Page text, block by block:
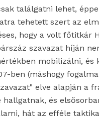
találgatni lehet,
tehetett szert az
hogy a volt főtitkár
szavazat híján
mobilizálni, és
ben (máshogy
elve alapján a
és
hát az efféle